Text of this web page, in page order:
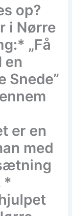
op?
i Nørre
„Få
en
Snede”
er en
med
*